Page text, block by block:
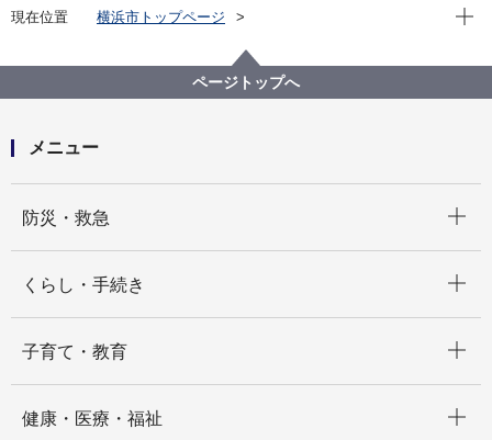
現在位置
横浜市トップページ
総務局
壊れている原動機付自転車で使用不可能な状態であっ
ても課税されますか。
現在
ページトップへ
メニュー
防災・救急
くらし・手続き
子育て・教育
健康・医療・福祉